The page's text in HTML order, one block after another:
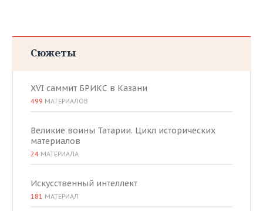
Сюжеты
XVI саммит БРИКС в Казани
499 МАТЕРИАЛОВ
Великие воины Татарии. Цикл исторических
материалов
24 МАТЕРИАЛА
Искусственный интеллект
181 МАТЕРИАЛ